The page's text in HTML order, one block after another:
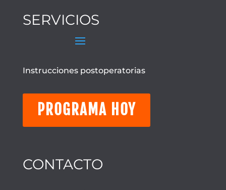
SERVICIOS
Instrucciones postoperatorias
PROGRAMA HOY
CONTACTO